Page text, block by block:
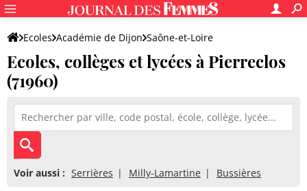
Ecoles Académie de Dijon Saône-et-Loire
Ecoles, collèges et lycées à Pierreclos
(71960)
Voir aussi : Serrières Milly-Lamartine Bussières